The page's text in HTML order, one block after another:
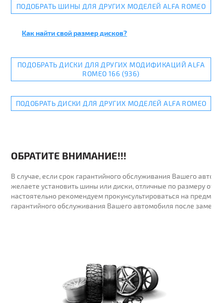
ПОДОБРАТЬ ШИНЫ ДЛЯ ДРУГИХ МОДЕЛЕЙ ALFA ROMEO
Как найти свой размер дисков?
ПОДОБРАТЬ ДИСКИ ДЛЯ ДРУГИХ МОДИФИКАЦИЙ ALFA
ROMEO 166 (936)
ПОДОБРАТЬ ДИСКИ ДЛЯ ДРУГИХ МОДЕЛЕЙ ALFA ROMEO
ОБРАТИТЕ ВНИМАНИЕ!!!
В случае, если срок гарантийного обслуживания Вашего
желаете установить шины или диски, отличные по размеру от
настоятельно рекомендуем прокунсультироваться на предмет
гарантийного обслуживания Вашего автомобиля после